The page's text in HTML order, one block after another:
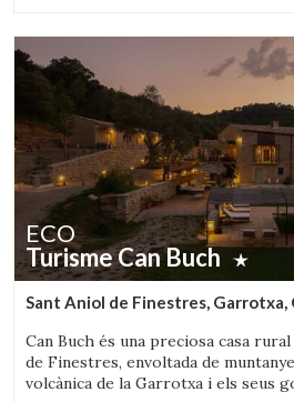
ECO
Turisme Can Buch
Sant Aniol de Finestres, Garrotxa,
Can Buch és una preciosa casa
de Finestres, envoltada de
volcànica de la Garrotxa i els seus